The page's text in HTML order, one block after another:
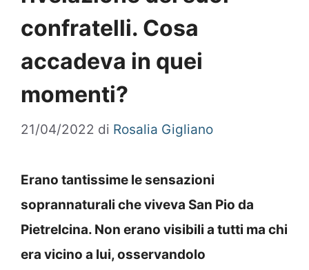
confratelli. Cosa
accadeva in quei
momenti?
21/04/2022 di Rosalia Gigliano
Erano tantissime le sensazioni
soprannaturali che viveva San Pio da
Pietrelcina. Non erano visibili a tutti ma chi
era vicino a lui, osservandolo